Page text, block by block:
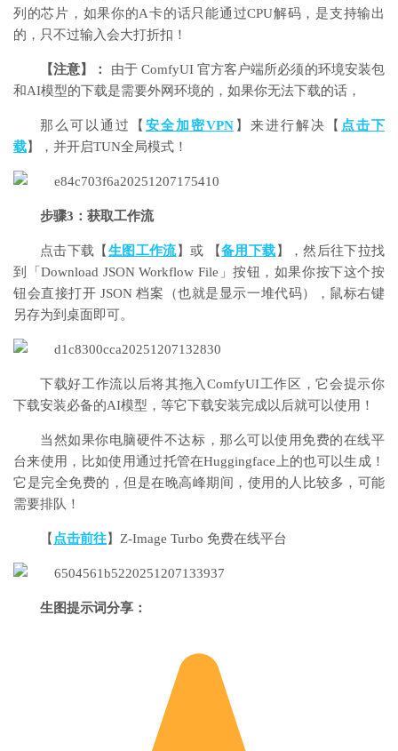
列的芯片，如果你的A卡的话只能通过CPU解码，是支持输出
的，只不过输入会大打折扣！
【注意】：
由于 ComfyUI 官方客户端所必须的环境安装包
和AI模型的下载是需要外网环境的，如果你无法下载的话，
那么可以通过【 安全加密VPN 】来进行解决【 点击下
载】，并开启TUN全局模式！
步骤3：获取工作流
点击下载【 生图工作流】或 【备用下载 】，然后往下拉找
到「Download JSON Workflow File」按钮，如果你按下这个按
钮会直接打开 JSON 档案（也就是显示一堆代码），鼠标右键
另存为到桌面即可。
下载好工作流以后将其拖入ComfyUI工作区，它会提示你
下载安装必备的AI模型，等它下载安装完成以后就可以使用！
当然如果你电脑硬件不达标，那么可以使用免费的在线平
台来使用，比如使用通过托管在Huggingface上的也可以生成！
它是完全免费的，但是在晚高峰期间，使用的人比较多，可能
需要排队！
【 点击前往】Z-Image Turbo 免费在线平台
生图提示词分享：